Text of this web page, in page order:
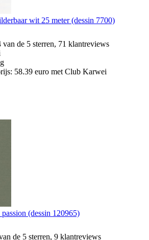
wit 25 meter (dessin 7700)
van de 5 sterren, 71 klantreviews
58.39 euro met Club Karwei
(dessin 120965)
de 5 sterren, 9 klantreviews